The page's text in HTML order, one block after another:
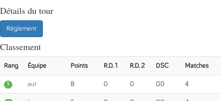
Détails du tour
Règlement
Classement
Rang Équipe Points R.D. 1 R.D. 2 DSC Matches
1 aut 8 0 0 0.0 4